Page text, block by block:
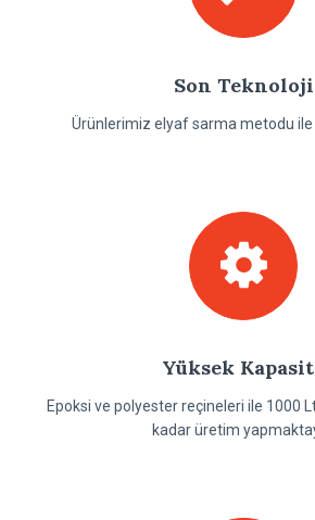
Son Teknoloji
Ürünlerimiz elyaf sarma metodu
Yüksek
Epoksi ve polyester reçineleri ile 1000
kadar üretim